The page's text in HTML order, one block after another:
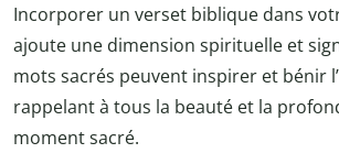
Incorporer un verset biblique dans
ajoute une dimension spirituelle et
mots sacrés peuvent inspirer et bénir
rappelant à tous la beauté et la
moment sacré.